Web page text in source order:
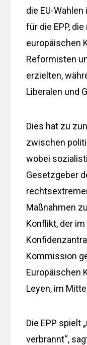
die EU-
für die EPP,
europäischen
Reformisten
erzielten,
Liberalen und
Dies hat zu
zwischen
wobei
Gesetzgeber
Maßnahmen
Konflikt, der
Kommission
Europäischen
Leyen, im
Die EPP spielt
verbrannt“,